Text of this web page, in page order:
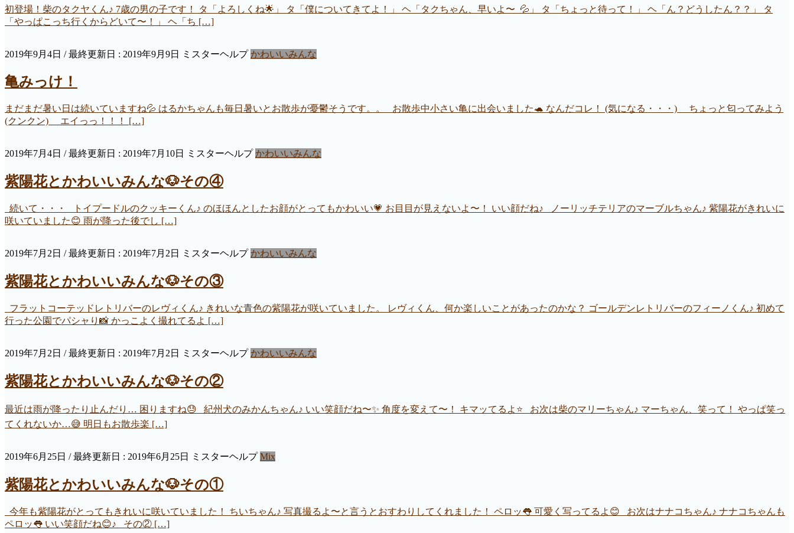
初登場！柴のタクヤくん♪ 7歳の男の子です！ タ「よろしくね🌟」 タ「僕についてきてよ！」 ヘ「タクちゃん、早いよ〜 💦」 タ「ちょっと待って！」 ヘ「ん？どうしたん？？」 タ
「やっぱこっち行くからどいて〜！」 ヘ「ち […]
2019年9月4日 / 最終更新日 : 2019年9月9日 ミスターヘルプ かわいいみんな
亀みっけ！
まだまだ暑い日は続いていますね💦 はるかちゃんも毎日暑いとお散歩が憂鬱そうです。。 お散歩中小さい亀に出会いました🐢 なんだコレ！ (気になる・・・) ちょっと匂ってみよう
(クンクン) エイっっ！！！ […]
2019年7月4日 / 最終更新日 : 2019年7月10日 ミスターヘルプ かわいいみんな
紫陽花とかわいいみんな🐶その④
続いて・・・ トイプードルのクッキーくん♪ のほほんとしたお顔がとってもかわいい💗 お目目が見えないよ〜！ いい顔だね♪ ノーリッチテリアのマーブルちゃん♪ 紫陽花がきれいに
咲いていました😊 雨が降った後でし […]
2019年7月2日 / 最終更新日 : 2019年7月2日 ミスターヘルプ かわいいみんな
紫陽花とかわいいみんな🐶その③
フラットコーテッドレトリバーのレヴィくん♪ きれいな青色の紫陽花が咲いていました。 レヴィくん、何か楽しいことがあったのかな？ ゴールデンレトリバーのフィーノくん♪ 初めて
行った公園でパシャり📸 かっこよく撮れてるよ […]
2019年7月2日 / 最終更新日 : 2019年7月2日 ミスターヘルプ かわいいみんな
紫陽花とかわいいみんな🐶その②
最近は雨が降ったり止んだり… 困りますね😓 紀州犬のみかんちゃん♪ いい笑顔だね〜✨ 角度を変えて〜！ キマッてるよ⭐️ お次は柴のマリーちゃん♪ マーちゃん、笑って！ やっぱ笑っ
てくれないか…😅 明日もお散歩楽 […]
2019年6月25日 / 最終更新日 : 2019年6月25日 ミスターヘルプ Mix
紫陽花とかわいいみんな🐶その①
今年も紫陽花がとってもきれいに咲いていました！ ちいちゃん♪ 写真撮るよ〜と言うとおすわりしてくれました！ ペロッ👅 可愛く写ってるよ😊 お次はナナコちゃん♪ ナナコちゃんも
ペロッ👅 いい笑顔だね😊♪ その② […]